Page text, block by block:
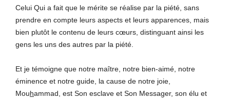
Celui Qui a fait que le mérite se réalise par la piété, sans
prendre en compte leurs aspects et leurs apparences, mais
bien plutôt le contenu de leurs cœurs, distinguant ainsi les
gens les uns des autres par la piété.
Et je témoigne que notre maître, notre bien-aimé, notre
éminence et notre guide, la cause de notre joie,
Mouhammad, est Son esclave et Son Messager, son élu et